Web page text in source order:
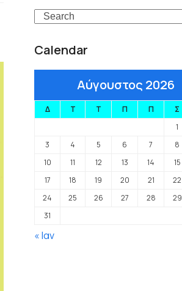
Search
Calendar
Αύγουστος 2026
Δ Τ Τ Π Π Σ
1
3
4 5 6 7 8
10
11 12 13 14 15
17
18 19 20 21 22
24
25 26 27 28 29
31
« Ιαν